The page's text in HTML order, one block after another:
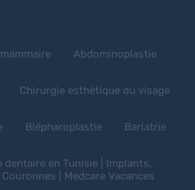
Abdominoplastie
Chirurgie esthétique du visage
Blépharoplastie Bariatrie
dentaire en Tunisie | Implants,
| Medcare Vacances